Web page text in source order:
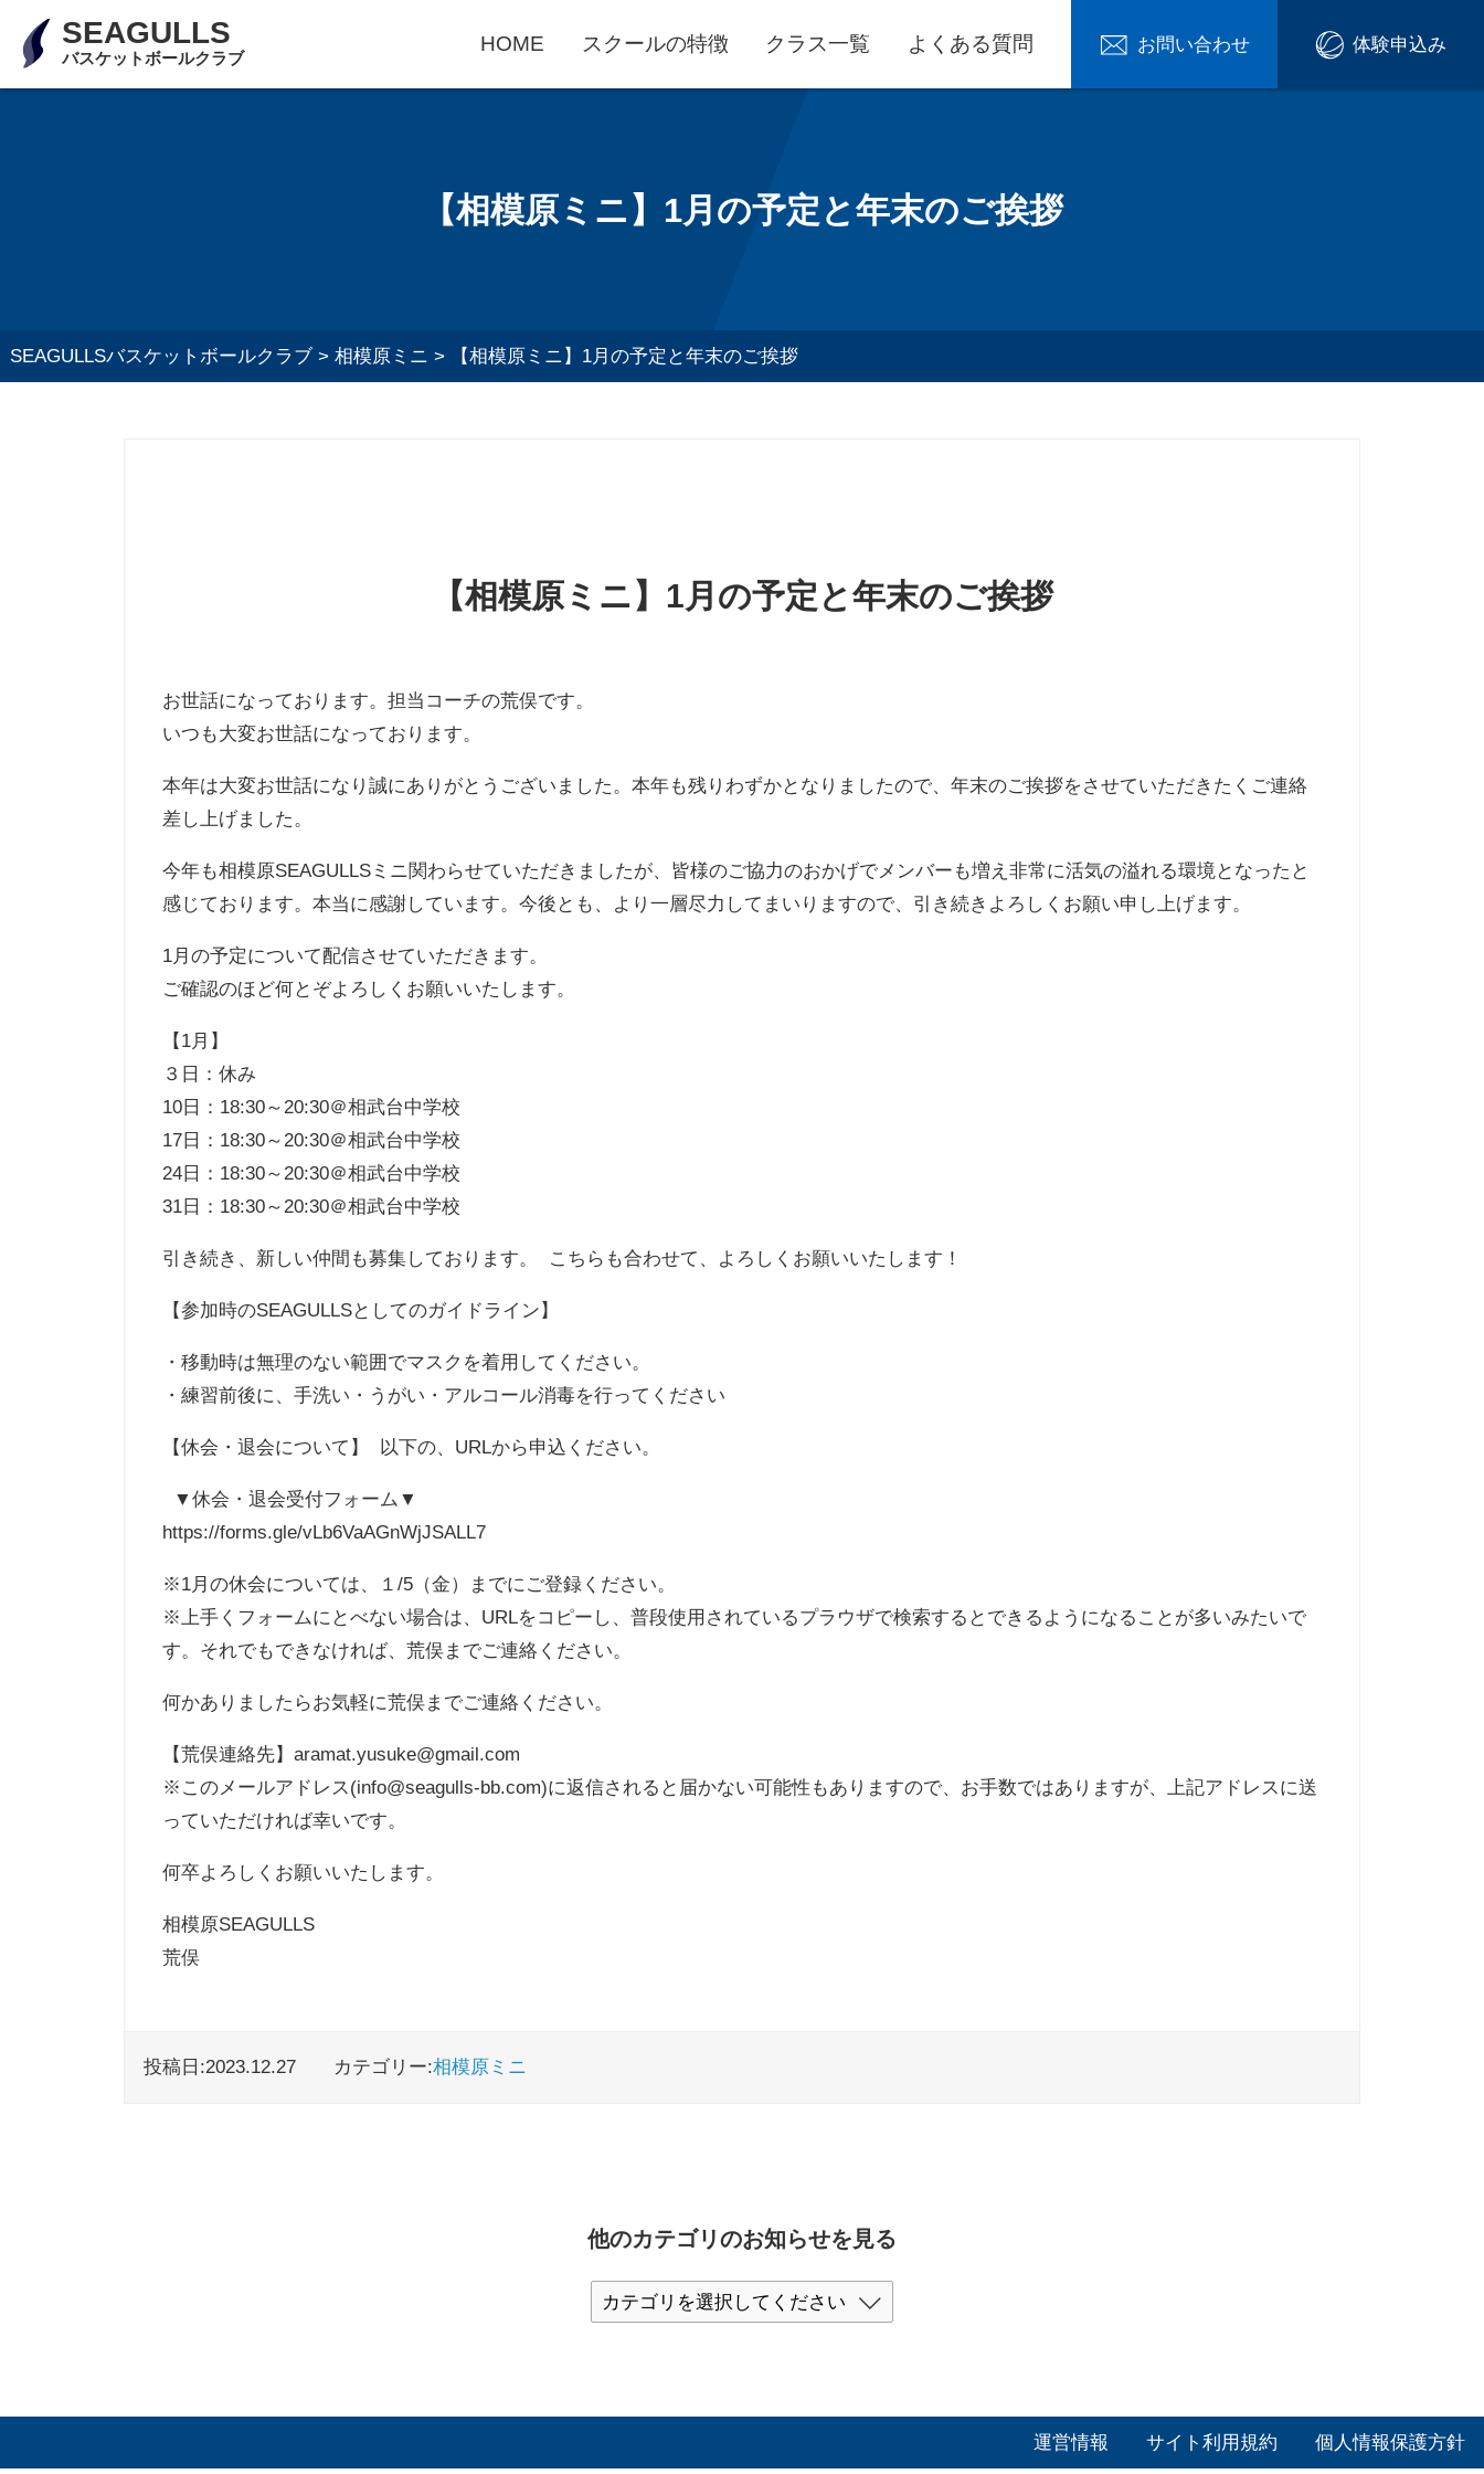
SEAGULLS
バスケットボールクラブ
HOME スクールの特徴 クラス一覧 よくある質問 お問い合わせ 体験申込み
【相模原ミニ】1月の予定と年末のご挨拶
SEAGULLSバスケットボールクラブ> 相模原ミニ > 【相模原ミニ】1月の予定と年末のご挨拶
【相模原ミニ】1月の予定と年末のご挨拶
お世話になっております。担当コーチの荒俣です。
いつも大変お世話になっております。
本年は大変お世話になり誠にありがとうございました。本年も残りわずかとなりましたので、年末のご挨拶をさせていただきたくご連絡
差し上げました。
今年も相模原SEAGULLSミニ関わらせていただきましたが、皆様のご協力のおかげでメンバーも増え非常に活気の溢れる環境となったと
感じております。本当に感謝しています。今後とも、より一層尽力してまいりますので、引き続きよろしくお願い申し上げます。
1月の予定について配信させていただきます。
ご確認のほど何とぞよろしくお願いいたします。
【1月】
３日：休み
10日：18:30～20:30＠相武台中学校
17日：18:30～20:30＠相武台中学校
24日：18:30～20:30＠相武台中学校
31日：18:30～20:30＠相武台中学校
引き続き、新しい仲間も募集しております。 こちらも合わせて、よろしくお願いいたします！
【参加時のSEAGULLSとしてのガイドライン】
・移動時は無理のない範囲でマスクを着用してください。
・練習前後に、手洗い・うがい・アルコール消毒を行ってください
【休会・退会について】 以下の、URLから申込ください。
▼休会・退会受付フォーム▼
https://forms.gle/vLb6VaAGnWjJSALL7
※1月の休会については、１/5（金）までにご登録ください。
※上手くフォームにとべない場合は、URLをコピーし、普段使用されているプラウザで検索するとできるようになることが多いみたいで
す。それでもできなければ、荒俣までご連絡ください。
何かありましたらお気軽に荒俣までご連絡ください。
【荒俣連絡先】aramat.yusuke@gmail.com
※このメールアドレス(info@seagulls-bb.com)に返信されると届かない可能性もありますので、お手数ではありますが、上記アドレスに送
っていただければ幸いです。
何卒よろしくお願いいたします。
相模原SEAGULLS
荒俣
投稿日:2023.12.27 カテゴリー:相模原ミニ
他のカテゴリのお知らせを見る
運営情報 サイト利用規約 個人情報保護方針